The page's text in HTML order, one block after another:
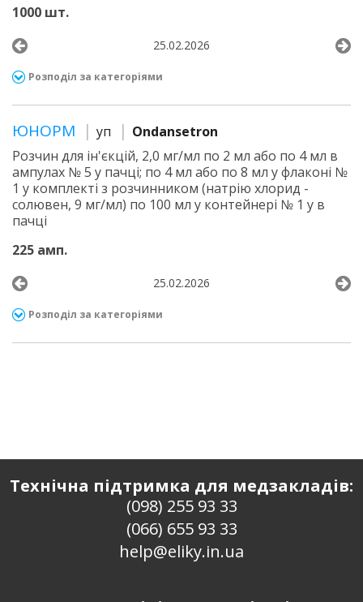
1000 шт.
25.02.2026
Розподіл за категоріями
ЮНОРМ уп
Ondansetron
Розчин для ін'єкцій, 2,0 мг/мл по 2 мл або по 4 мл в
ампулах № 5 у пачці; по 4 мл або по 8 мл у флаконі №
1 у комплекті з розчинником (натрію хлорид -
солювен, 9 мг/мл) по 100 мл у контейнері № 1 у в
пачці
225 амп.
25.02.2026
Розподіл за категоріями
Технічна підтримка для медзакладів:
(098) 255 93 33
(066) 655 93 33
help@eliky.in.ua